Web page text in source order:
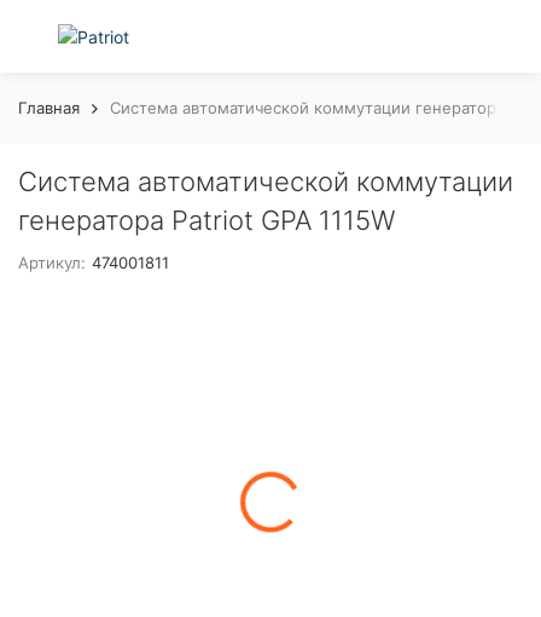
Главная Система автоматической коммутации генератора
Система автоматической коммутации
генератора Patriot GPA 1115W
Артикул: 474001811